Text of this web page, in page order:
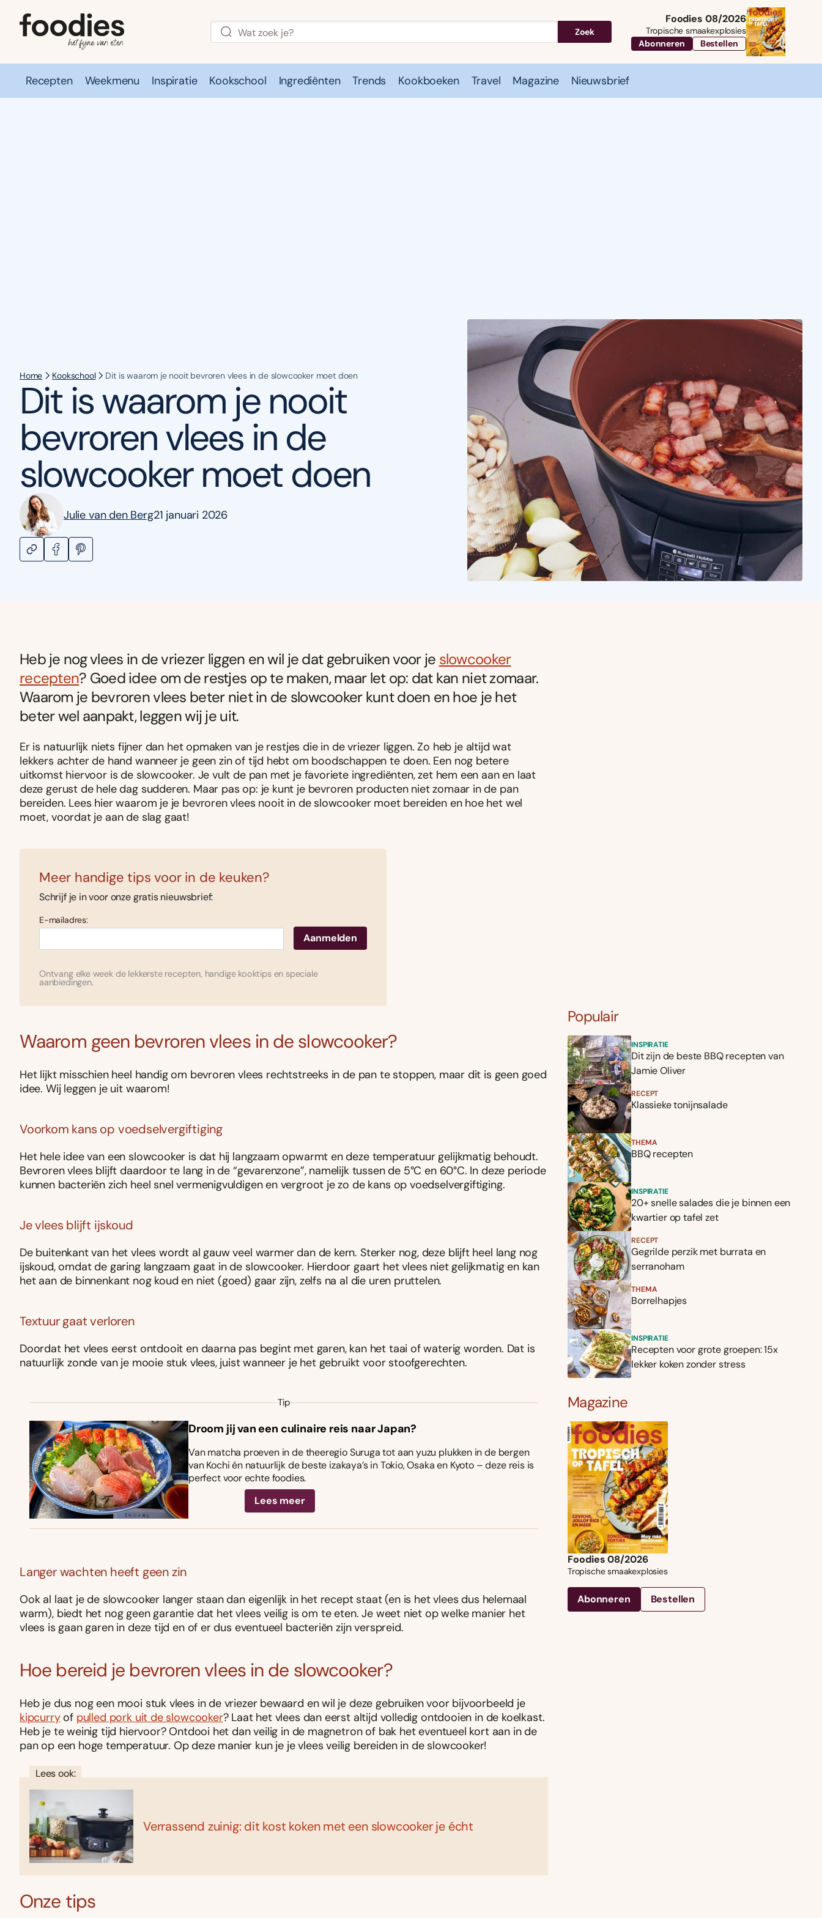
Zoek
Foodies 08/2026
Tropische smaakexplosies
Abonneren
Bestellen
Recepten Weekmenu Inspiratie Kookschool Ingrediënten Trends Kookboeken Travel Magazine Nieuwsbrief
Home Kookschool Dit is waarom je nooit bevroren vlees in de slowcooker moet doen
Dit is waarom je nooit
bevroren vlees in de
slowcooker moet doen
Julie van den Berg21 januari 2026
Heb je nog vlees in de vriezer liggen en wil je dat gebruiken voor je slowcooker
recepten? Goed idee om de restjes op te maken, maar let op: dat kan niet zomaar.
Waarom je bevroren vlees beter niet in de slowcooker kunt doen en hoe je het
beter wel aanpakt, leggen wij je uit.
Er is natuurlijk niets fijner dan het opmaken van je restjes die in de vriezer liggen. Zo heb je altijd wat
lekkers achter de hand wanneer je geen zin of tijd hebt om boodschappen te doen. Een nog betere
uitkomst hiervoor is de slowcooker. Je vult de pan met je favoriete ingrediënten, zet hem een aan en laat
deze gerust de hele dag sudderen. Maar pas op: je kunt je bevroren producten niet zomaar in de pan
bereiden. Lees hier waarom je je bevroren vlees nooit in de slowcooker moet bereiden en hoe het wel
moet, voordat je aan de slag gaat!
Meer handige tips voor in de keuken?
Schrijf je in voor onze gratis nieuwsbrief:
E-mailadres:
Ontvang elke week de lekkerste recepten, handige kooktips en speciale
aanbiedingen.
Waarom geen bevroren vlees in de slowcooker?
Het lijkt misschien heel handig om bevroren vlees rechtstreeks in de pan te stoppen, maar dit is geen goed
idee. Wij leggen je uit waarom!
Voorkom kans op voedselvergiftiging
Het hele idee van een slowcooker is dat hij langzaam opwarmt en deze temperatuur gelijkmatig behoudt.
Bevroren vlees blijft daardoor te lang in de “gevarenzone”, namelijk tussen de 5°C en 60°C. In deze periode
kunnen bacteriën zich heel snel vermenigvuldigen en vergroot je zo de kans op voedselvergiftiging.
Je vlees blijft ijskoud
De buitenkant van het vlees wordt al gauw veel warmer dan de kern. Sterker nog, deze blijft heel lang nog
ijskoud, omdat de garing langzaam gaat in de slowcooker. Hierdoor gaart het vlees niet gelijkmatig en kan
het aan de binnenkant nog koud en niet (goed) gaar zijn, zelfs na al die uren pruttelen.
Textuur gaat verloren
Doordat het vlees eerst ontdooit en daarna pas begint met garen, kan het taai of waterig worden. Dat is
natuurlijk zonde van je mooie stuk vlees, juist wanneer je het gebruikt voor stoofgerechten.
Tip
Droom jij van een culinaire reis naar Japan?
Van matcha proeven in de theeregio Suruga tot aan yuzu plukken in de bergen
van Kochi én natuurlijk de beste izakaya’s in Tokio, Osaka en Kyoto – deze reis is
perfect voor echte foodies.
Lees meer
Langer wachten heeft geen zin
Ook al laat je de slowcooker langer staan dan eigenlijk in het recept staat (en is het vlees dus helemaal
warm), biedt het nog geen garantie dat het vlees veilig is om te eten. Je weet niet op welke manier het
vlees is gaan garen in deze tijd en of er dus eventueel bacteriën zijn verspreid.
Hoe bereid je bevroren vlees in de slowcooker?
Heb je dus nog een mooi stuk vlees in de vriezer bewaard en wil je deze gebruiken voor bijvoorbeeld je
kipcurryof pulled pork uit de slowcooker? Laat het vlees dan eerst altijd volledig ontdooien in de koelkast.
Heb je te weinig tijd hiervoor? Ontdooi het dan veilig in de magnetron of bak het eventueel kort aan in de
pan op een hoge temperatuur. Op deze manier kun je je vlees veilig bereiden in de slowcooker!
Lees ook:
Verrassend zuinig: dit kost koken met een slowcooker je écht
Onze tips
Populair
INSPIRATIE
Dit zijn de beste BBQ recepten van
Jamie Oliver
RECEPT
Klassieke tonijnsalade
THEMA
BBQ recepten
INSPIRATIE
20+ snelle salades die je binnen een
kwartier op tafel zet
RECEPT
Gegrilde perzik met burrata en
serranoham
THEMA
Borrelhapjes
INSPIRATIE
Recepten voor grote groepen: 15x
lekker koken zonder stress
Magazine
Foodies 08/2026
Tropische smaakexplosies
Abonneren Bestellen